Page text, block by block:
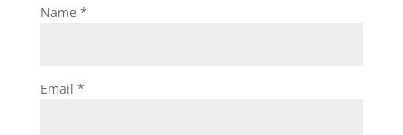
Name *
Email *